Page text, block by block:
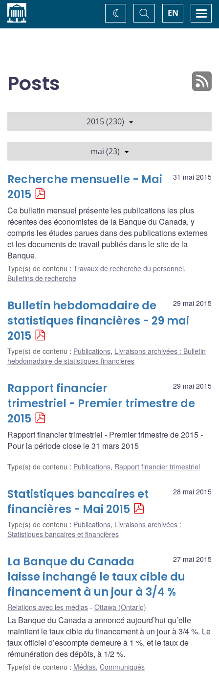
Accueil EN
Basculer
la
recherche
Changez
de
Posts
2015 (230)
mai (23)
31 mai 2015
Recherche mensuelle - Mai
2015
Ce bulletin mensuel présente les publications les plus
récentes des économistes de la Banque du Canada, y
compris les études parues dans des publications externes
et les documents de travail publiés dans le site de la
Banque.
Type(s) de contenu : Travaux de recherche du personnel,
Bulletins de recherche
29 mai 2015
Bulletin hebdomadaire de
statistiques financières - 29 mai
2015
Type(s) de contenu : Publications, Livraisons archivées : Bulletin
hebdomadaire de statistiques financières
29 mai 2015
Rapport financier
trimestriel - Premier trimestre de
2015
Rapport financier trimestriel - Premier trimestre de 2015 -
Pour la période close le 31 mars 2015
Type(s) de contenu : Publications, Rapport financier trimestriel
28 mai 2015
Statistiques bancaires et
financières - Mai 2015
Type(s) de contenu : Publications, Livraisons archivées :
Statistiques bancaires et financières
27 mai 2015
La Banque du Canada
laisse inchangé le taux cible du
financement à un jour à 3/4 %
Relations avec les médias Ottawa (Ontario)
La Banque du Canada a annoncé aujourd’hui qu’elle
maintient le taux cible du financement à un jour à 3/4 %. Le
taux officiel d’escompte demeure à 1 %, et le taux de
rémunération des dépôts, à 1/2 %.
Type(s) de contenu : Médias, Communiqués